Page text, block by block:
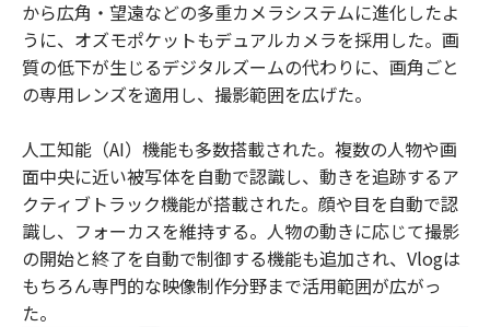
から広角・望遠などの多重カメラシステムに進化したよ
うに、オズモポケットもデュアルカメラを採用した。画
質の低下が生じるデジタルズームの代わりに、画角ごと
の専用レンズを適用し、撮影範囲を広げた。
人工知能（AI）機能も多数搭載された。複数の人物や画
面中央に近い被写体を自動で認識し、動きを追跡するア
クティブトラック機能が搭載された。顔や目を自動で認
識し、フォーカスを維持する。人物の動きに応じて撮影
の開始と終了を自動で制御する機能も追加され、Vlogは
もちろん専門的な映像制作分野まで活用範囲が広がっ
た。